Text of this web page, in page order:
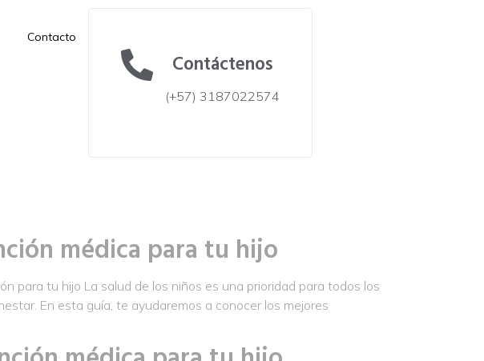
Contacto
Contáctenos
(+57) 3187022574
médica para tu hijo
para tu hijo La salud de los niños es una prioridad para todos los
En esta guía, te ayudaremos a conocer los mejores